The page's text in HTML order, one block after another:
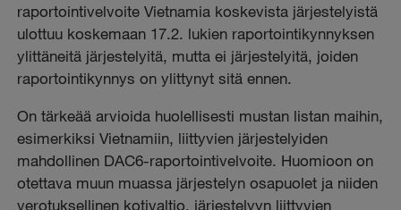
raportointivelvoite Vietnamia koskevista järjestelyistä
ulottuu koskemaan 17.2. lukien raportointikynnyksen
ylittäneitä järjestelyitä, mutta ei järjestelyitä, joiden
raportointikynnys on ylittynyt sitä ennen.
On tärkeää arvioida huolellisesti mustan listan maihin,
esimerkiksi Vietnamiin, liittyvien järjestelyiden
mahdollinen DAC6-raportointivelvoite. Huomioon on
otettava muun muassa järjestelyn osapuolet ja niiden
verotuksellinen kotivaltio, järjestelyyn liittyvien